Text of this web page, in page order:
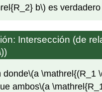
b\) es verdadero
Intersección (de
)
donde\(a \mathrel{(R_1
ambos\(a